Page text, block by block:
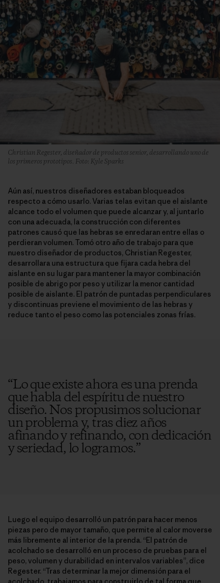
Christian Regester, diseñador de productos senior, desarrollando uno de
los primeros prototipos. Foto: Kyle Sparks
Aún así, nuestros diseñadores estaban bloqueados
respecto a cómo usarlo. Varias telas evitan que el aislante
alcance todo el volumen que puede alcanzar y, al juntarlo
con una adecuada, la construcción con diferentes
patrones causó que las hebras se enredaran entre ellas o
perdieran volumen. Tomó otro año de trabajo para que
nuestro diseñador de productos, Christian Regester,
desarrollara una estructura que fijara cada hebra del
aislante en su lugar para mantener la mayor combinación
posible de abrigo por peso y utilizar la menor cantidad
posible de aislante. El patrón de puntadas perpendiculares
y discontinuas previene el movimiento de las hebras y
reduce tanto el peso como las potenciales zonas frías.
“Lo que existe ahora es una prenda
que habla del espíritu de nuestro
diseño. Nos propusimos solucionar
un problema y, tras diez años
afinando y refinando, con dedicación
y seriedad, lo logramos.”
Luego el equipo desarrolló un patrón para hacer menos
piezas pero de mayor tamaño, que permite al calor moverse
más libremente al interior de la prenda. “El patrón de
acolchado se desarrolló en un proceso de pruebas para el
peso, volumen y durabilidad en intervalos variables”, dice
Regester. “Tras determinar la mejor dimensión para el